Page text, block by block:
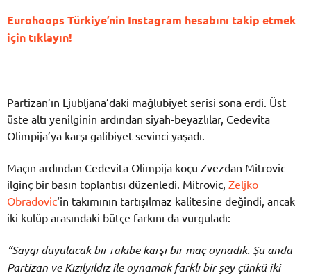
Eurohoops Türkiye’nin Instagram hesabını takip etmek
için tıklayın!
Partizan’ın Ljubljana’daki mağlubiyet serisi sona erdi. Üst
üste altı yenilginin ardından siyah-beyazlılar, Cedevita
Olimpija’ya karşı galibiyet sevinci yaşadı.
Maçın ardından Cedevita Olimpija koçu Zvezdan Mitrovic
ilginç bir basın toplantısı düzenledi. Mitrovic, Zeljko
Obradovic‘in takımının tartışılmaz kalitesine değindi, ancak
iki kulüp arasındaki bütçe farkını da vurguladı:
“Saygı duyulacak bir rakibe karşı bir maç oynadık. Şu anda
Partizan ve Kızılyıldız ile oynamak farklı bir şey çünkü iki